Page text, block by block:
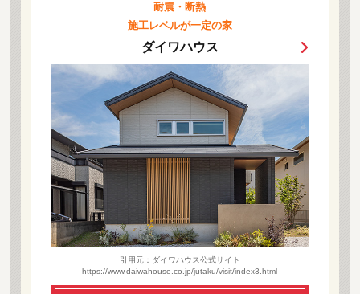
耐震・断熱
施工レベルが一定の家
ダイワハウス
引用元：ダイワハウス公式サイト
https://www.daiwahouse.co.jp/jutaku/visit/index3.html